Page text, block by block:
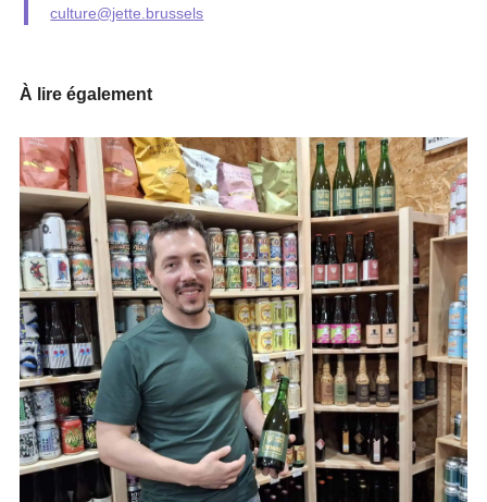
culture@jette.brussels
À lire également